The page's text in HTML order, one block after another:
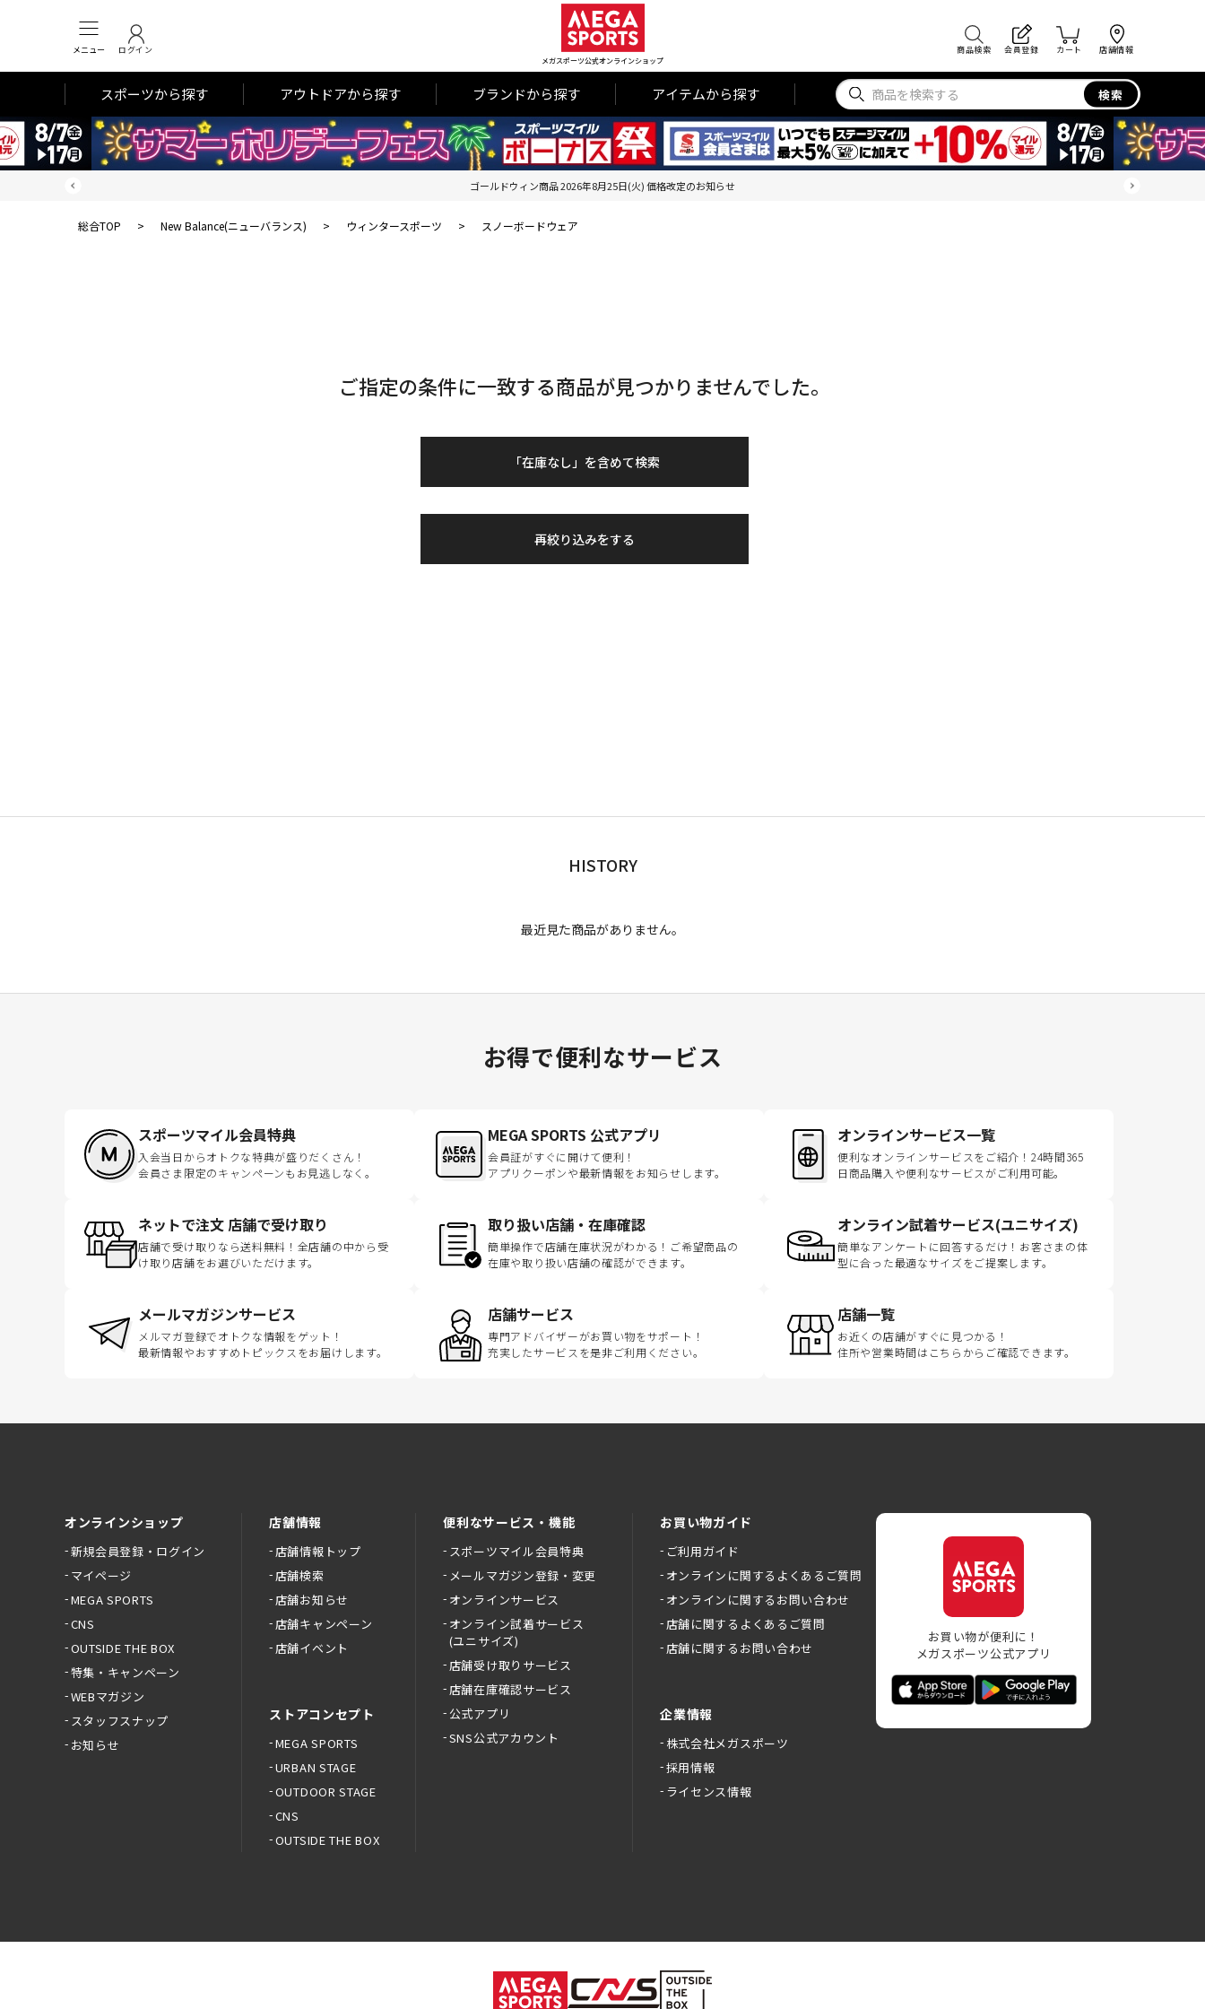
メニュー ログイン
メガスポーツ公式オンラインショップ
商品検索 会員登録 カート 店舗情報
スポーツから探す アウトドアから探す ブランドから探す アイテムから探す 検索
ゴールドウィン商品 2026年8月25日(火) 価格改定のお知らせ
総合TOP > New Balance(ニューバランス) > ウィンタースポーツ > スノーボードウェア
ご指定の条件に一致する商品が見つかりませんでした。
「在庫なし」を含めて検索
再絞り込みをする
HISTORY
最近見た商品がありません。
お得で便利なサービス
スポーツマイル会員特典
入会当日からオトクな特典が盛りだくさん！
会員さま限定のキャンペーンもお見逃しなく。
MEGA SPORTS 公式アプリ
会員証がすぐに開けて便利！
アプリクーポンや最新情報をお知らせします。
オンラインサービス一覧
便利なオンラインサービスをご紹介！24時間365
日商品購入や便利なサービスがご利用可能。
ネットで注文 店舗で受け取り
店舗で受け取りなら送料無料！全店舗の中から受
け取り店舗をお選びいただけます。
取り扱い店舗・在庫確認
簡単操作で店舗在庫状況がわかる！ご希望商品の
在庫や取り扱い店舗の確認ができます。
オンライン試着サービス(ユニサイズ)
簡単なアンケートに回答するだけ！お客さまの体
型に合った最適なサイズをご提案します。
メールマガジンサービス
メルマガ登録でオトクな情報をゲット！
最新情報やおすすめトピックスをお届けします。
店舗サービス
専門アドバイザーがお買い物をサポート！
充実したサービスを是非ご利用ください。
店舗一覧
お近くの店舗がすぐに見つかる！
住所や営業時間はこちらからご確認できます。
オンラインショップ
新規会員登録・ログイン
マイページ
MEGA SPORTS
CNS
OUTSIDE THE BOX
特集・キャンペーン
WEBマガジン
スタッフスナップ
お知らせ
店舗情報
店舗情報トップ
店舗検索
店舗お知らせ
店舗キャンペーン
店舗イベント
ストアコンセプト
MEGA SPORTS
URBAN STAGE
OUTDOOR STAGE
CNS
OUTSIDE THE BOX
便利なサービス・機能
スポーツマイル会員特典
メールマガジン登録・変更
オンラインサービス
オンライン試着サービス
(ユニサイズ)
店舗受け取りサービス
店舗在庫確認サービス
公式アプリ
SNS公式アカウント
お買い物ガイド
ご利用ガイド
オンラインに関するよくあるご質問
オンラインに関するお問い合わせ
店舗に関するよくあるご質問
店舗に関するお問い合わせ
企業情報
株式会社メガスポーツ
採用情報
ライセンス情報
お買い物が便利に！
メガスポーツ公式アプリ